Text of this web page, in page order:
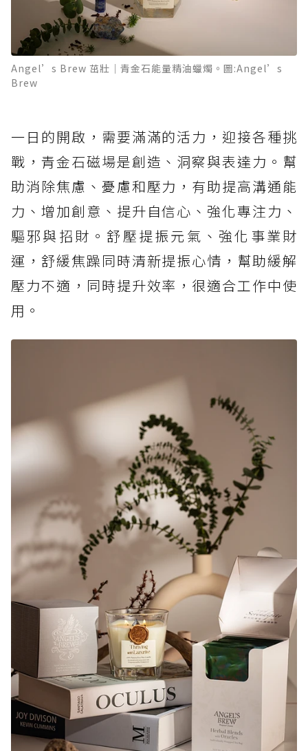
Angel’s Brew 茁壯｜青金石能量精油蠟燭。圖:Angel’s
Brew
一日的開啟，需要滿滿的活力，迎接各種挑
戰，青金石磁場是創造、洞察與表達力。幫
助消除焦慮、憂慮和壓力，有助提高溝通能
力、增加創意、提升自信心、強化專注力、
驅邪與招財。舒壓提振元氣、強化事業財
運，舒緩焦躁同時清新提振心情，幫助緩解
壓力不適，同時提升效率，很適合工作中使
用。